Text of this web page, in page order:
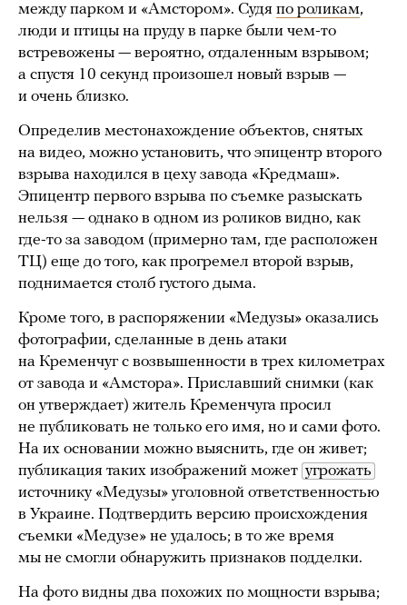
между парком и «Амстором». Судя по роликам,
люди и птицы на пруду в парке были чем-то
встревожены — вероятно, отдаленным взрывом;
а спустя 10 секунд произошел новый взрыв —
и очень близко.
Определив местонахождение объектов, снятых
на видео, можно установить, что эпицентр второго
взрыва находился в цеху завода «Кредмаш».
Эпицентр первого взрыва по съемке разыскать
нельзя — однако в одном из роликов видно, как
где-то за заводом (примерно там, где расположен
ТЦ) еще до того, как прогремел второй взрыв,
поднимается столб густого дыма.
Кроме того, в распоряжении «Медузы» оказались
фотографии, сделанные в день атаки
на Кременчуг с возвышенности в трех километрах
от завода и «Амстора». Приславший снимки (как
он утверждает) житель Кременчуга просил
не публиковать не только его имя, но и сами фото.
На их основании можно выяснить, где он живет;
публикация таких изображений может угрожать
источнику «Медузы» уголовной ответственностью
в Украине. Подтвердить версию происхождения
съемки «Медузе» не удалось; в то же время
мы не смогли обнаружить признаков подделки.
На фото видны два похожих по мощности взрыва;